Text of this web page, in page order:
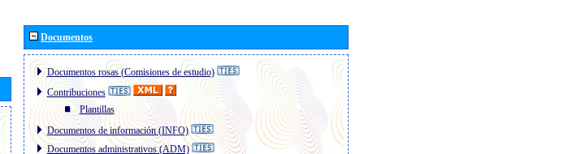
Documentos
Documentos rosas (Comisiones de estudio)
Contribuciones
Plantillas
Documentos de información (INFO)
Documentos administrativos (ADM)